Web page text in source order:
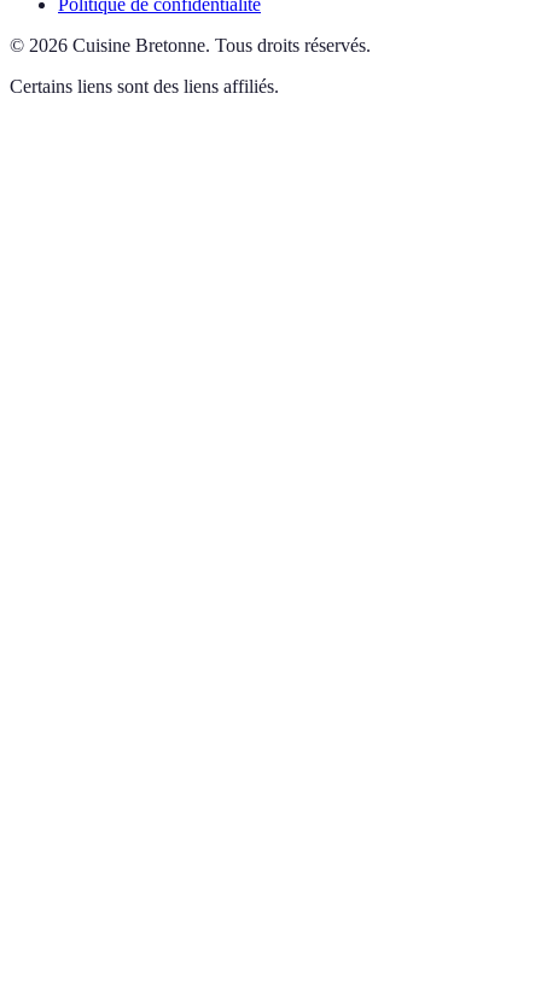
© 2026 Cuisine Bretonne. Tous droits réservés.
Certains liens sont des liens affiliés.